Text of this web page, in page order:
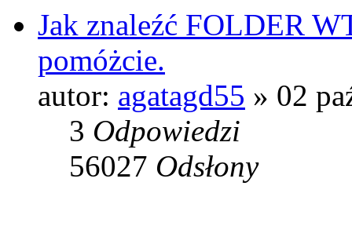
Jak znaleźć FOLDER
pomóżcie.
autor: agatagd55 » 02
3 Odpowiedzi
56027 Odsłony